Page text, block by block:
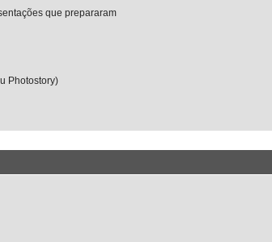
que prepararam
Photostory)